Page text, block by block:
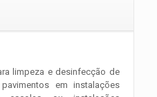
limpeza e desinfecção de
em instalações